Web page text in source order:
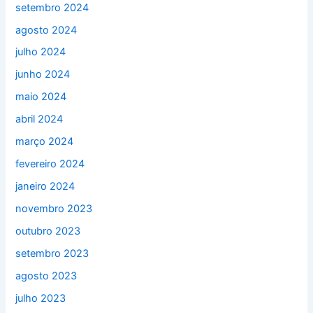
setembro 2024
agosto 2024
julho 2024
junho 2024
maio 2024
abril 2024
março 2024
fevereiro 2024
janeiro 2024
novembro 2023
outubro 2023
setembro 2023
agosto 2023
julho 2023